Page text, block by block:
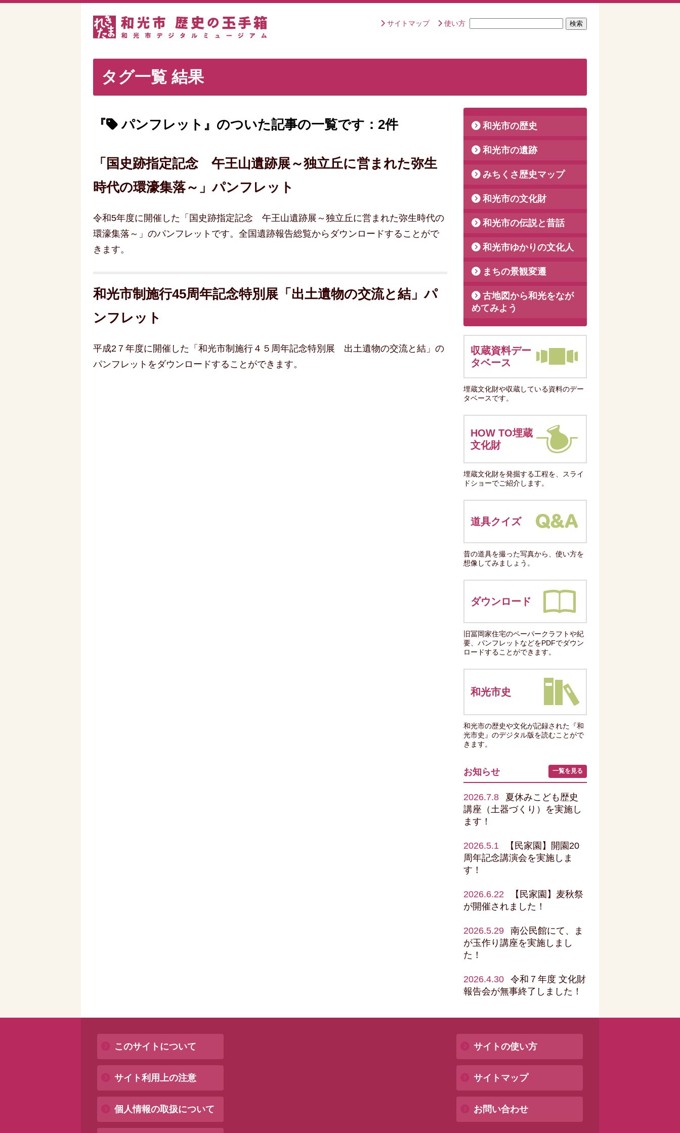
サイトマップ 使い方
タグ一覧 結果
『 パンフレット』のついた記事の一覧です：2件
「国史跡指定記念 午王山遺跡展～独立丘に営まれた弥生
時代の環濠集落～」パンフレット
令和5年度に開催した「国史跡指定記念 午王山遺跡展～独立丘に営まれた弥生時代の
環濠集落～」のパンフレットです。全国遺跡報告総覧からダウンロードすることがで
きます。
和光市制施行45周年記念特別展「出土遺物の交流と結」パ
ンフレット
平成2７年度に開催した「和光市制施行４５周年記念特別展 出土遺物の交流と結」の
パンフレットをダウンロードすることができます。
和光市の歴史
和光市の遺跡
みちくさ歴史マップ
和光市の文化財
和光市の伝説と昔話
和光市ゆかりの文化人
まちの景観変遷
古地図から和光をなが
めてみよう
収蔵資料デー
タベース
埋蔵文化財や収蔵している資料のデー
タベースです。
HOW TO埋蔵
文化財
埋蔵文化財を発掘する工程を、スライ
ドショーでご紹介します。
道具クイズ
昔の道具を撮った写真から、使い方を
想像してみましょう。
ダウンロード
旧冨岡家住宅のペーパークラフトや紀
要、パンフレットなどをPDFでダウン
ロードすることができます。
和光市史
和光市の歴史や文化が記録された『和
光市史』のデジタル版を読むことがで
きます。
お知らせ 一覧を見る
2026.7.8
夏休みこども歴史
講座（土器づくり）を実施し
ます！
2026.5.1
【民家園】開園20
周年記念講演会を実施しま
す！
2026.6.22
【民家園】麦秋祭
が開催されました！
2026.5.29
南公民館にて、ま
が玉作り講座を実施しまし
た！
2026.4.30
令和７年度 文化財
報告会が無事終了しました！
このサイトについて
サイト利用上の注意
個人情報の取扱について
サイトの使い方
サイトマップ
お問い合わせ